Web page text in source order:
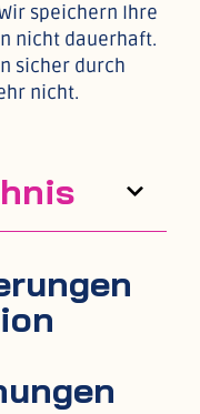
speichern Ihre
nicht dauerhaft.
sicher durch
nicht.